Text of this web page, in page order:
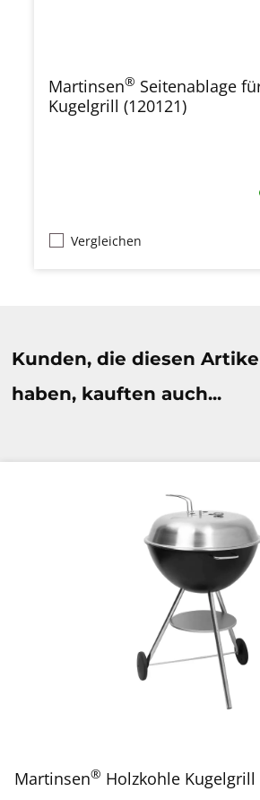
Martinsen® Seitenablage
Kugelgrill (120121)
Vergleichen
Kunden, die diesen
haben, kauften auch...
Martinsen® Holzkohle Kugelgrill